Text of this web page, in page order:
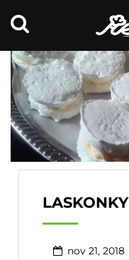
LASKONKY
nov 21, 2018